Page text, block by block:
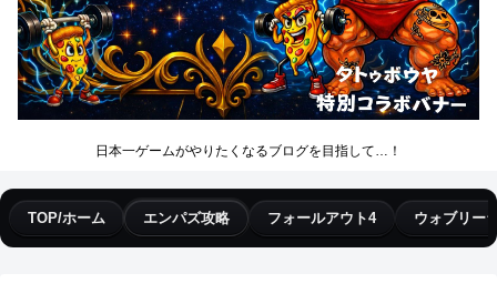
日本一ゲームがやりたくなるブログを目指して…！
TOP/ホーム エンパズ攻略 フォールアウト4 ウォブリー